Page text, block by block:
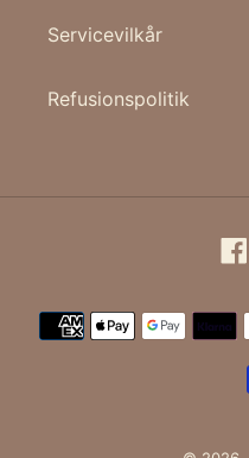
Servicevilkår
Refusionspolitik